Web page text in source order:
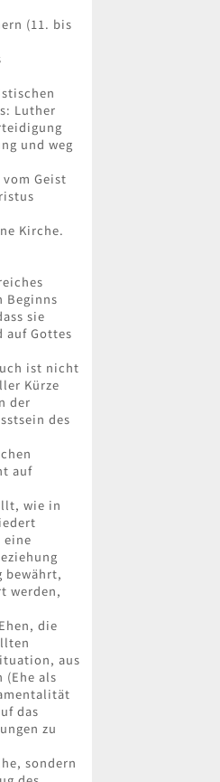
(11. bis
Luther
und weg
Geist
Kirche.
Beginns
sie
auf Gottes
ist nicht
Kürze
der
des
auf
wie in
eine
bewährt,
werden,
die
aus
(Ehe als
das
zu
sondern